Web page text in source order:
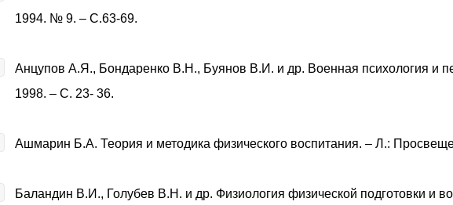
1994. № 9. – С.63-69.
Анцупов А.Я., Бондаренко В.Н., Буянов В.И. и др. Военная психология и
1998. – С. 23- 36.
Ашмарин Б.А. Теория и методика физического воспитания. – Л.:
Баландин В.И., Голубев В.Н. и др. Физиология физической подготовки и